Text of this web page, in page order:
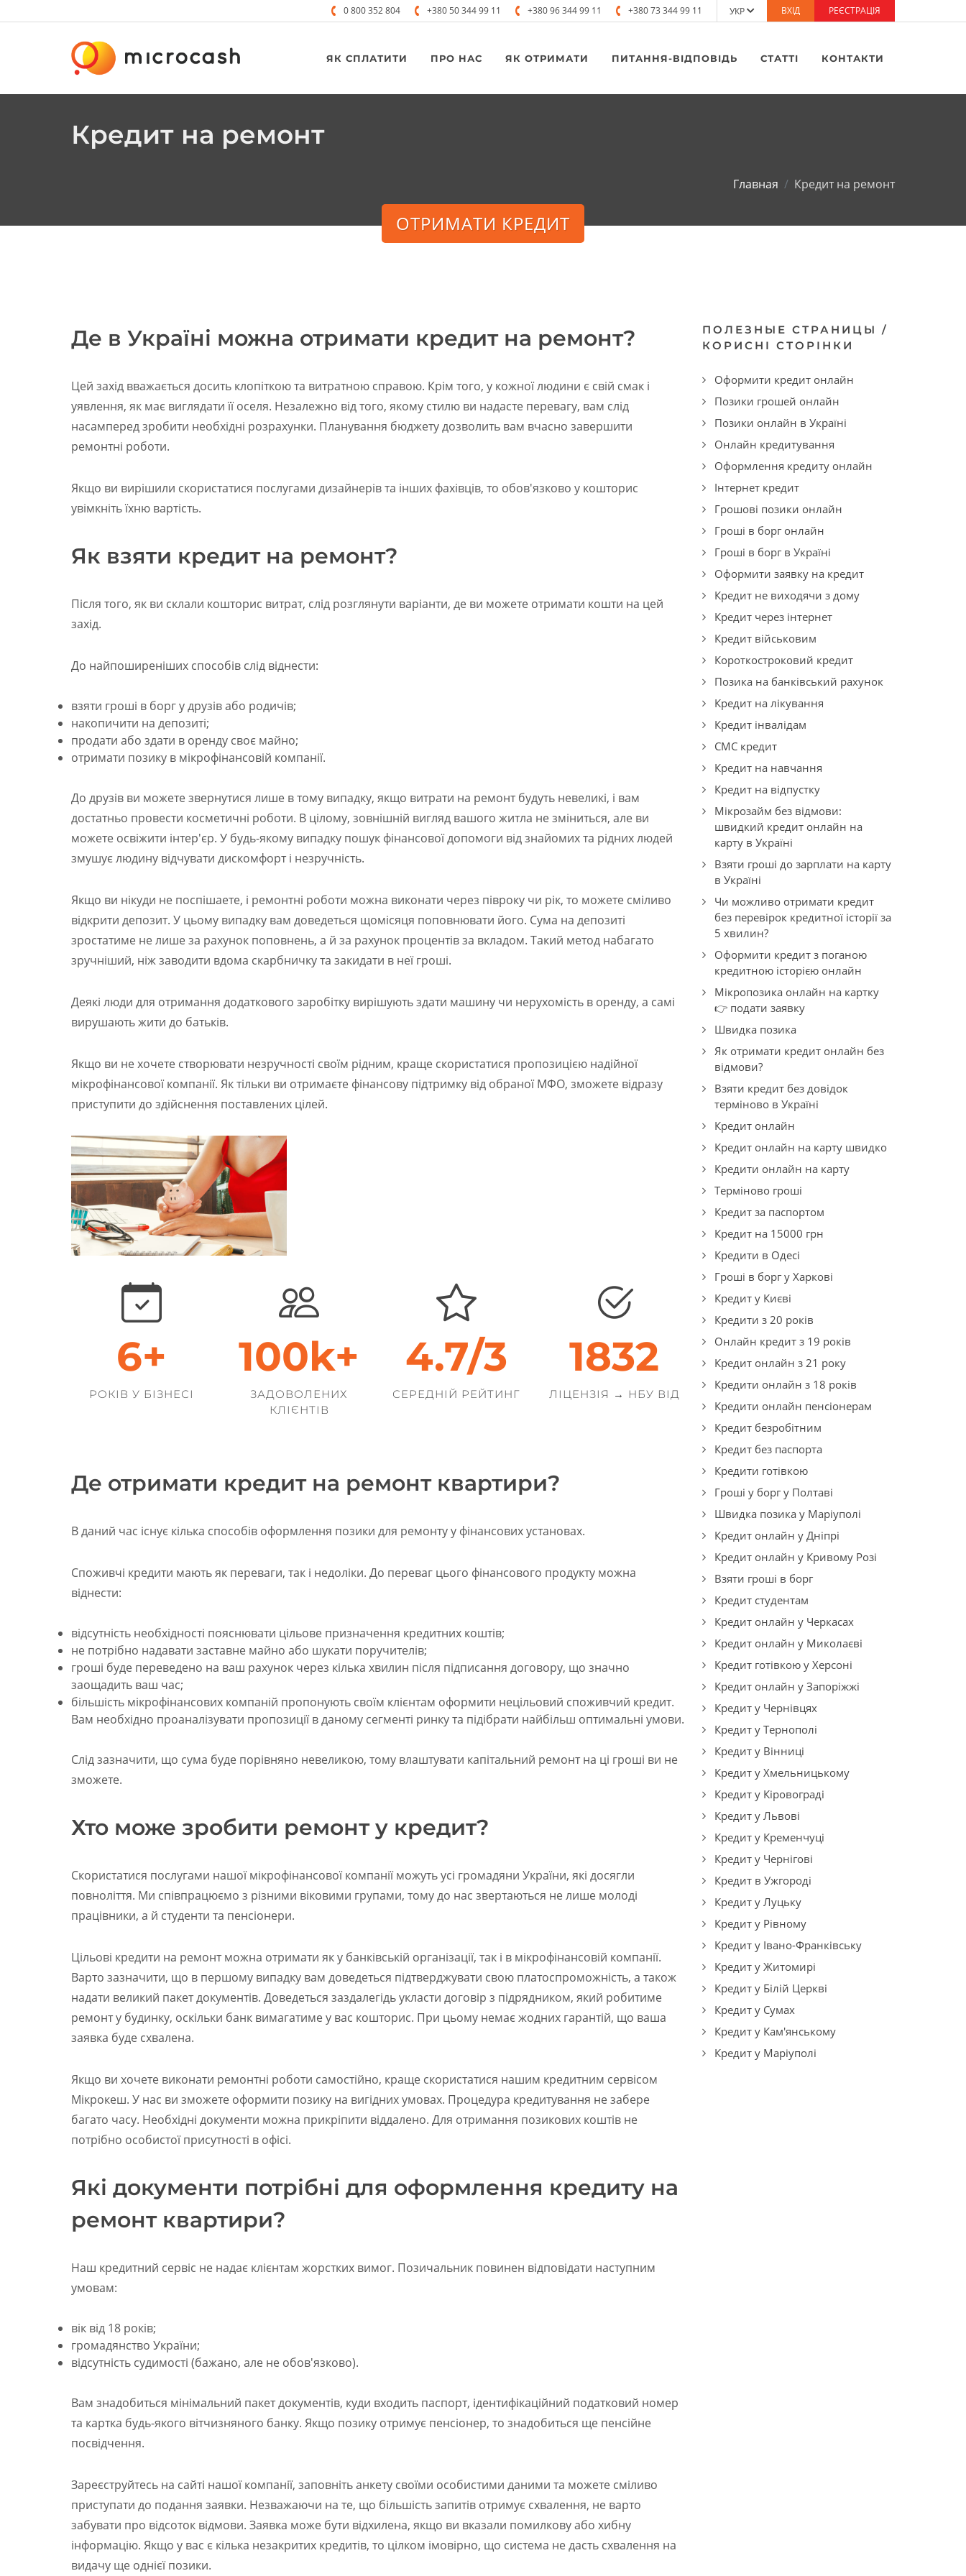
0 800 352 804 +380 50 344 99 11 +380 96 344 99 11 +380 73 344 99 11 УКР ВХІД РЕЄСТРАЦІЯ
ЯК СПЛАТИТИ ПРО НАС ЯК ОТРИМАТИ ПИТАННЯ-ВІДПОВІДЬ СТАТТІ КОНТАКТИ
Кредит на ремонт
Главная Кредит на ремонт
ОТРИМАТИ КРЕДИТ
Де в Україні можна отримати кредит на ремонт?
Цей захід вважається досить клопіткою та витратною справою. Крім того, у кожної людини є свій смак і
уявлення, як має виглядати її оселя. Незалежно від того, якому стилю ви надасте перевагу, вам слід
насамперед зробити необхідні розрахунки. Планування бюджету дозволить вам вчасно завершити
ремонтні роботи.
Якщо ви вирішили скористатися послугами дизайнерів та інших фахівців, то обов'язково у кошторис
увімкніть їхню вартість.
Як взяти кредит на ремонт?
Після того, як ви склали кошторис витрат, слід розглянути варіанти, де ви можете отримати кошти на цей
захід.
До найпоширеніших способів слід віднести:
взяти гроші в борг у друзів або родичів;
накопичити на депозиті;
продати або здати в оренду своє майно;
отримати позику в мікрофінансовій компанії.
До друзів ви можете звернутися лише в тому випадку, якщо витрати на ремонт будуть невеликі, і вам
достатньо провести косметичні роботи. В цілому, зовнішній вигляд вашого житла не зміниться, але ви
можете освіжити інтер'єр. У будь-якому випадку пошук фінансової допомоги від знайомих та рідних людей
змушує людину відчувати дискомфорт і незручність.
Якщо ви нікуди не поспішаете, і ремонтні роботи можна виконати через півроку чи рік, то можете сміливо
відкрити депозит. У цьому випадку вам доведеться щомісяця поповнювати його. Сума на депозиті
зростатиме не лише за рахунок поповнень, а й за рахунок процентів за вкладом. Такий метод набагато
зручніший, ніж заводити вдома скарбничку та закидати в неї гроші.
Деякі люди для отримання додаткового заробітку вирішують здати машину чи нерухомість в оренду, а самі
вирушають жити до батьків.
Якщо ви не хочете створювати незручності своїм рідним, краще скористатися пропозицією надійної
мікрофінансової компанії. Як тільки ви отримаєте фінансову підтримку від обраної МФО, зможете відразу
приступити до здійснення поставлених цілей.
6+
РОКІВ У БІЗНЕСІ
100k+
ЗАДОВОЛЕНИХ
КЛІЄНТІВ
4.7/4
СЕРЕДНІЙ РЕЙТИНГ
2024
ЛІЦЕНЗІЯ → НБУ ВІД
Де отримати кредит на ремонт квартири?
В даний час існує кілька способів оформлення позики для ремонту у фінансових установах.
Споживчі кредити мають як переваги, так і недоліки. До переваг цього фінансового продукту можна
віднести:
відсутність необхідності пояснювати цільове призначення кредитних коштів;
не потрібно надавати заставне майно або шукати поручителів;
гроші буде переведено на ваш рахунок через кілька хвилин після підписання договору, що значно
заощадить ваш час;
більшість мікрофінансових компаній пропонують своїм клієнтам оформити нецільовий споживчий кредит.
Вам необхідно проаналізувати пропозиції в даному сегменті ринку та підібрати найбільш оптимальні умови.
Слід зазначити, що сума буде порівняно невеликою, тому влаштувати капітальний ремонт на ці гроші ви не
зможете.
Хто може зробити ремонт у кредит?
Скористатися послугами нашої мікрофінансової компанії можуть усі громадяни України, які досягли
повноліття. Ми співпрацюємо з різними віковими групами, тому до нас звертаються не лише молоді
працівники, а й студенти та пенсіонери.
Цільові кредити на ремонт можна отримати як у банківській організації, так і в мікрофінансовій компанії.
Варто зазначити, що в першому випадку вам доведеться підтверджувати свою платоспроможність, а також
надати великий пакет документів. Доведеться заздалегідь укласти договір з підрядником, який робитиме
ремонт у будинку, оскільки банк вимагатиме у вас кошторис. При цьому немає жодних гарантій, що ваша
заявка буде схвалена.
Якщо ви хочете виконати ремонтні роботи самостійно, краще скористатися нашим кредитним сервісом
Мікрокеш. У нас ви зможете оформити позику на вигідних умовах. Процедура кредитування не забере
багато часу. Необхідні документи можна прикріпити віддалено. Для отримання позикових коштів не
потрібно особистої присутності в офісі.
Які документи потрібні для оформлення кредиту на
ремонт квартири?
Наш кредитний сервіс не надає клієнтам жорстких вимог. Позичальник повинен відповідати наступним
умовам:
вік від 18 років;
громадянство України;
відсутність судимості (бажано, але не обов'язково).
Вам знадобиться мінімальний пакет документів, куди входить паспорт, ідентифікаційний податковий номер
та картка будь-якого вітчизняного банку. Якщо позику отримує пенсіонер, то знадобиться ще пенсійне
посвідчення.
Зареєструйтесь на сайті нашої компанії, заповніть анкету своїми особистими даними та можете сміливо
приступати до подання заявки. Незважаючи на те, що більшість запитів отримує схвалення, не варто
забувати про відсоток відмови. Заявка може бути відхилена, якщо ви вказали помилкову або хибну
інформацію. Якщо у вас є кілька незакритих кредитів, то цілком імовірно, що система не дасть схвалення на
видачу ще однієї позики.
ПОЛЕЗНЫЕ СТРАНИЦЫ /
КОРИСНІ СТОРІНКИ
Оформити кредит онлайн
Позики грошей онлайн
Позики онлайн в Україні
Онлайн кредитування
Оформлення кредиту онлайн
Інтернет кредит
Грошові позики онлайн
Гроші в борг онлайн
Гроші в борг в Україні
Оформити заявку на кредит
Кредит не виходячи з дому
Кредит через інтернет
Кредит військовим
Короткостроковий кредит
Позика на банківський рахунок
Кредит на лікування
Кредит інвалідам
СМС кредит
Кредит на навчання
Кредит на відпустку
Мікрозайм без відмови:
швидкий кредит онлайн на
карту в Україні
Взяти гроші до зарплати на карту
в Україні
Чи можливо отримати кредит
без перевірок кредитної історії за
5 хвилин?
Оформити кредит з поганою
кредитною історією онлайн
Мікропозика онлайн на картку
👉 подати заявку
Швидка позика
Як отримати кредит онлайн без
відмови?
Взяти кредит без довідок
терміново в Україні
Кредит онлайн
Кредит онлайн на карту швидко
Кредити онлайн на карту
Терміново гроші
Кредит за паспортом
Кредит на 15000 грн
Кредити в Одесі
Гроші в борг у Харкові
Кредит у Києві
Кредити з 20 років
Онлайн кредит з 19 років
Кредит онлайн з 21 року
Кредити онлайн з 18 років
Кредити онлайн пенсіонерам
Кредит безробітним
Кредит без паспорта
Кредити готівкою
Гроші у борг у Полтаві
Швидка позика у Маріуполі
Кредит онлайн у Дніпрі
Кредит онлайн у Кривому Розі
Взяти гроші в борг
Кредит студентам
Кредит онлайн у Черкасах
Кредит онлайн у Миколаєві
Кредит готівкою у Херсоні
Кредит онлайн у Запоріжжі
Кредит у Чернівцях
Кредит у Тернополі
Кредит у Вінниці
Кредит у Хмельницькому
Кредит у Кіровограді
Кредит у Львові
Кредит у Кременчуці
Кредит у Чернігові
Кредит в Ужгороді
Кредит у Луцьку
Кредит у Рівному
Кредит у Івано-Франківську
Кредит у Житомирі
Кредит у Білій Церкві
Кредит у Сумах
Кредит у Кам'янському
Кредит у Маріуполі